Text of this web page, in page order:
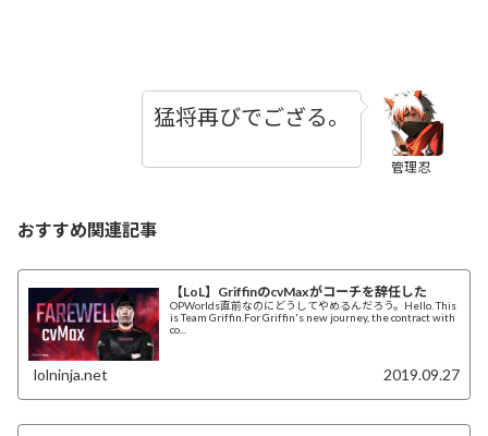
管理忍
猛将再びでござる。
おすすめ関連記事
【LoL】GriffinのcvMaxがコーチを辞任した
OPWorlds直前なのにどうしてやめるんだろう。Hello. This
is Team Griffin.For Griffin's new journey, the contract with
co...
lolninja.net 2019.09.27